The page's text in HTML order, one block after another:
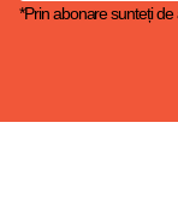
*Prin abonare sunteți